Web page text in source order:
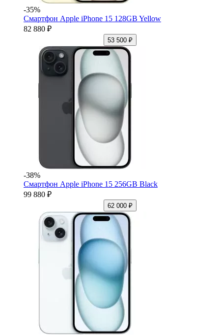
-35%
Смартфон Apple iPhone 15 128GB Yellow
82 880 ₽
53 500 ₽
-38%
Смартфон Apple iPhone 15 256GB Black
99 880 ₽
62 000 ₽